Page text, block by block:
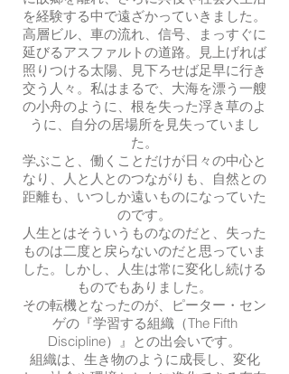
を経験する中で遠ざかっていきました。
高層ビル、車の流れ、信号、まっすぐに
延びるアスファルトの道路。見上げれば
照りつける太陽、見下ろせば足早に行き
交う人々。私はまるで、大海を漂う一艘
の小舟のように、根を失った浮き草のよ
うに、自分の居場所を見失っていまし
た。
学ぶこと、働くことだけが日々の中心と
なり、人と人とのつながりも、自然との
距離も、いつしか遠いものになっていた
のです。
人生とはそういうものなのだと、失った
ものは二度と戻らないのだと思っていま
した。しかし、人生は常に変化し続ける
ものでもありました。
その転機となったのが、ピーター・セン
ゲの『学習する組織（The Fifth
Discipline）』との出会いです。
組織は、生き物のように成長し、変化